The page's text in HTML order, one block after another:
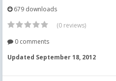
679 downloads
(0 reviews)
0 comments
Updated September 18, 2012